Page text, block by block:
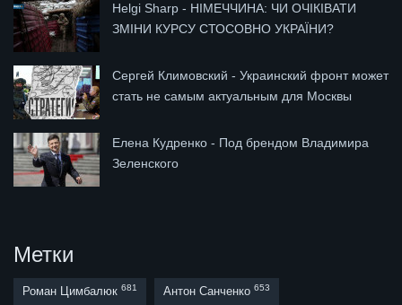
Helgi Sharp - НІМЕЧЧИНА: ЧИ ОЧІКІВАТИ
ЗМІНИ КУРСУ СТОСОВНО УКРАЇНИ?
Сергей Климовский - Украинский фронт может
стать не самым актуальным для Москвы
Елена Кудренко - Под брендом Владимира
Зеленского
Метки
Роман Цимбалюк 681 Антон Санченко 653